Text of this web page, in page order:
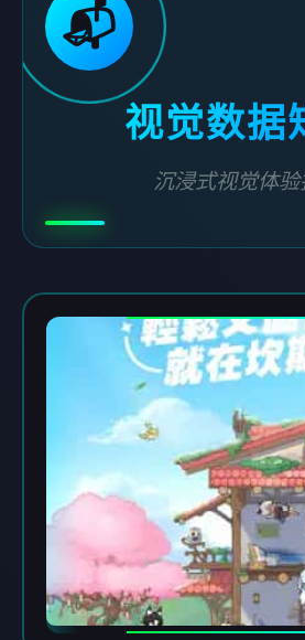
📬
视觉数据
沉浸式视觉体验